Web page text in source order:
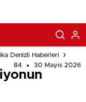
Denizli Haberleri
84
30 Mayıs 2026